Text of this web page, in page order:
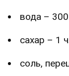
вода –
сахар – 1
соль,